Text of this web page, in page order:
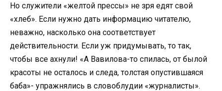
Но служители «желтой прессы» не зря едят свой
«хлеб». Если нужно дать информацию читателю,
неважно, насколько она соответствует
действительности. Если уж придумывать, то так,
чтобы все ахнули! «А Вавилова-то спилась, от былой
красоты не осталось и следа, толстая опустившаяся
баба»- упражнялись в словоблудии «журналисты».